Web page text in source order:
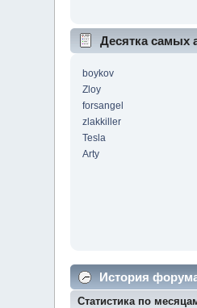
Десятка самых
boykov
Zloy
forsangel
zlakkiller
Tesla
Arty
История
Статистика по